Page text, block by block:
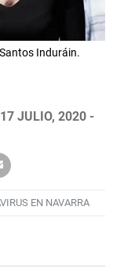
Induráin.
JULIO, 2020 -
EN NAVARRA